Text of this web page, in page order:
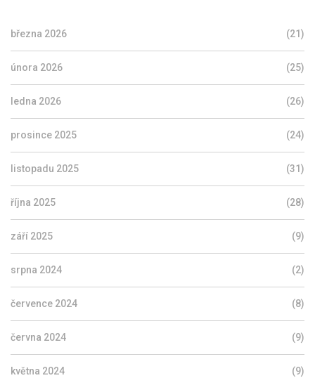
března 2026 (21)
února 2026 (25)
ledna 2026 (26)
prosince 2025 (24)
listopadu 2025 (31)
října 2025 (28)
září 2025 (9)
srpna 2024 (2)
července 2024 (8)
června 2024 (9)
května 2024 (9)